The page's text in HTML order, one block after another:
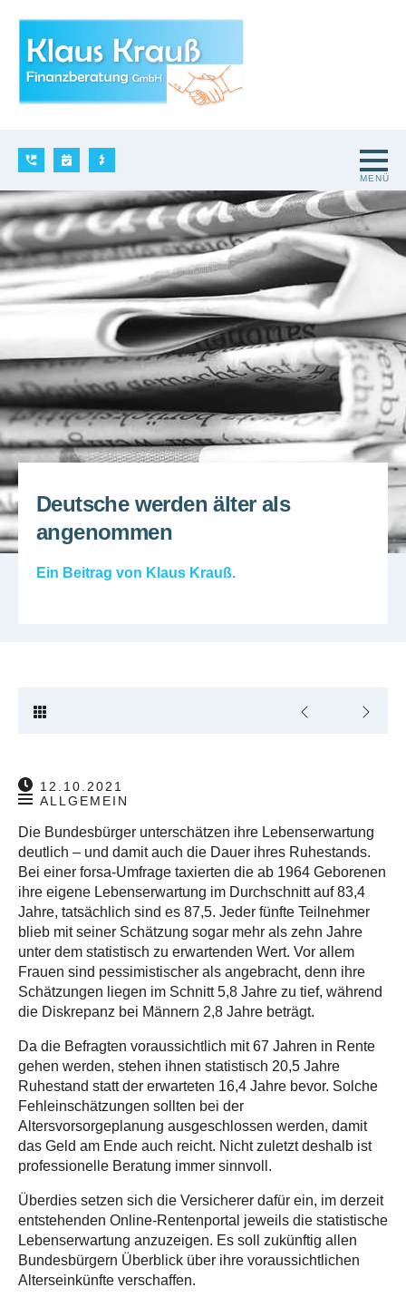
Deutsche werden älter als
angenommen
Ein Beitrag von Klaus Krauß.
12.10.2021
ALLGEMEIN
Die Bundesbürger unterschätzen ihre Lebenserwartung
deutlich – und damit auch die Dauer ihres Ruhestands.
Bei einer forsa-Umfrage taxierten die ab 1964 Geborenen
ihre eigene Lebenserwartung im Durchschnitt auf 83,4
Jahre, tatsächlich sind es 87,5. Jeder fünfte Teilnehmer
blieb mit seiner Schätzung sogar mehr als zehn Jahre
unter dem statistisch zu erwartenden Wert. Vor allem
Frauen sind pessimistischer als angebracht, denn ihre
Schätzungen liegen im Schnitt 5,8 Jahre zu tief, während
die Diskrepanz bei Männern 2,8 Jahre beträgt.
Da die Befragten voraussichtlich mit 67 Jahren in Rente
gehen werden, stehen ihnen statistisch 20,5 Jahre
Ruhestand statt der erwarteten 16,4 Jahre bevor. Solche
Fehleinschätzungen sollten bei der
Altersvorsorgeplanung ausgeschlossen werden, damit
das Geld am Ende auch reicht. Nicht zuletzt deshalb ist
professionelle Beratung immer sinnvoll.
Überdies setzen sich die Versicherer dafür ein, im derzeit
entstehenden Online-Rentenportal jeweils die statistische
Lebenserwartung anzuzeigen. Es soll zukünftig allen
Bundesbürgern Überblick über ihre voraussichtlichen
Alterseinkünfte verschaffen.